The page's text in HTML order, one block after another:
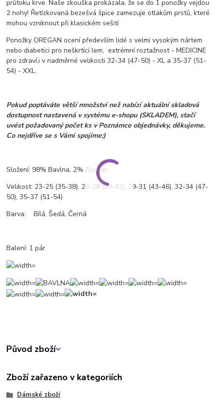
průtoku krve. Naše zkouška prokázala, že se do 1 ponožky vejdou
2 nohy! Řetízkovaná bezešvá špice zamezuje otlakům prstů, které
mohou vzniknout při klasickém sešití
Ponožky OREGAN ocení především lidé s velmi vysokým nártem
nebo diabetici pro neškrtící lem, extrémní roztažnost - MEDICINE
pro zdraví,i v nadměrné velikosti 32-34 (47-50) - XL a 35-37 (51-
54) - XXL.
Pokud poptáváte větší množství než nabízí aktuální skladová
dostupnost nastavená v systému e-shopu (SKLADEM), stačí
uvést požadovaný počet ks v Poznámce objednávky, děkujeme.
Co nejdříve se s Vámi spojíme:)
Složení: 98% Bavlna, 2% Elastan
Velikost: 23-25 (35-38), 26-28 (39-42), 29-31 (43-46), 32-34 (47-
50), 35-37 (51-54)
Barva: Bílá, Šedá, Černá
Balení: 1 pár
Původ zboží
Zboží zařazeno v kategoriích
Dámské zboží